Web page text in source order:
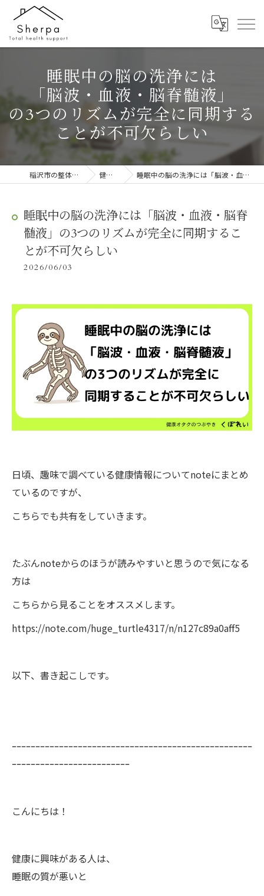
睡眠中の脳の洗浄には
「脳波・血液・脳脊髄液」
の3つのリズムが完全に同期する
ことが不可欠らしい
稲沢市の整体ならTotal health support Sherpa 健康情報／ブログ 睡眠中の脳の洗浄には「脳波・血液・脳脊髄液」の3つのリズムが完全に同期することが不可欠らしい
睡眠中の脳の洗浄には「脳波・血液・脳脊
髄液」の3つのリズムが完全に同期するこ
とが不可欠らしい
2026/06/03
日頃、趣味で調べている健康情報についてnoteにまとめ
ているのですが、
こちらでも共有をしていきます。
たぶんnoteからのほうが読みやすいと思うので気になる
方は
こちらから見ることをオススメします。
https://note.com/huge_turtle4317/n/n127c89a0aff5
以下、書き起こしです。
ｰｰｰｰｰｰｰｰｰｰｰｰｰｰｰｰｰｰｰｰｰｰｰｰｰｰｰｰｰｰｰｰｰｰｰｰｰｰｰｰｰｰｰｰｰｰｰｰｰｰｰ
ｰｰｰｰｰｰｰｰｰｰｰｰｰｰｰｰｰｰｰｰｰｰｰｰｰ
こんにちは！
健康に興味がある人は、
睡眠の質が悪いと